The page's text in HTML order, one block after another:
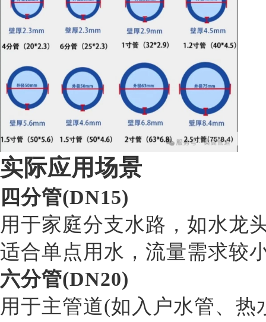
实际应用场景
四分管(DN15)
用于家庭分支水路，如水龙
适合单点用水，流量需求较
六分管(DN20)
用于主管道(如入户水管、热